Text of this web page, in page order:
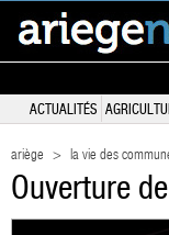
ACTUALITÉS
ariège > la vie des
Ouverture